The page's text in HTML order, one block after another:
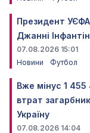
Президент
Джанні
07.08.2026 15:01
Новини
Футбол
Вже мінус 1 455
втрат
Україну
07.08.2026 14:04